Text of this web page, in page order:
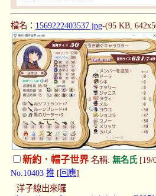
檔名： 1569222403537.jpg-(95 KB,
新約．帽子世界名稱: 無名氏[19/
No.10403 推 [ 回應]
洋子線出來囉